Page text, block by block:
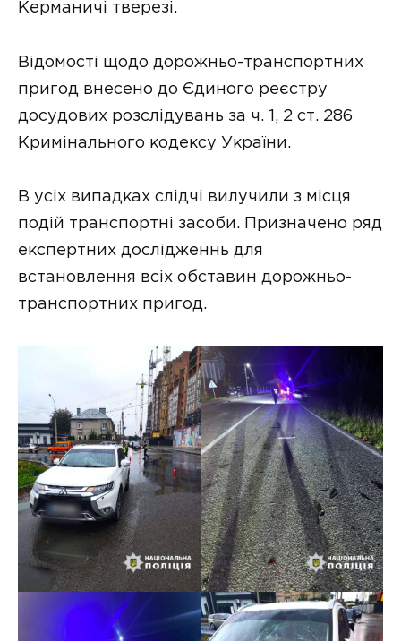
Керманичі тверезі.
Відомості щодо дорожньо-транспортних
пригод внесено до Єдиного реєстру
досудових розслідувань за ч. 1, 2 ст. 286
Кримінального кодексу України.
В усіх випадках слідчі вилучили з місця
подій транспортні засоби. Призначено ряд
експертних дослідженнь для
встановлення всіх обставин дорожньо-
транспортних пригод.